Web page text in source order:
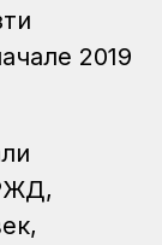
2019